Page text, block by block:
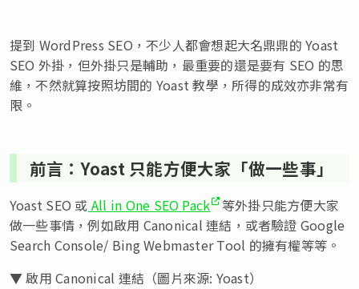
提到 WordPress SEO，不少人都會想起大名鼎鼎的 Yoast
SEO 外掛，但外掛只是輔助，最重要的還是要有 SEO 的思
維，不然就算按照坊間的 Yoast 教學，所得的成效亦非常有
限。
前言：Yoast 只能方便大家「做一些事」
Yoast SEO 或 All in One SEO Pack 等外掛只能方便大家
做一些事情，例如啟用 Canonical 連結，或者驗證 Google
Search Console/ Bing Webmaster Tool 的擁有權等等。
▼ 啟用 Canonical 連結（圖片來源: Yoast）